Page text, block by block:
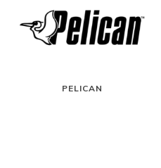
PELICAN